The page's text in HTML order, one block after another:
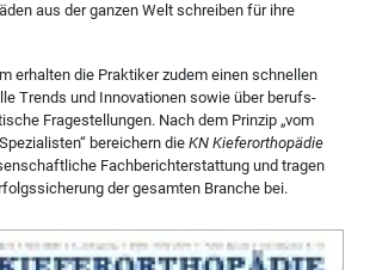
aus der ganzen Welt schreiben für ihre
erhalten die Praktiker zudem einen schnellen
Trends und Innovationen sowie über berufs-
Fragestellungen. Nach dem Prinzip „vom
bereichern dieKN Kieferorthopädie
Fachberichterstattung und tragen
der gesamten Branche bei.